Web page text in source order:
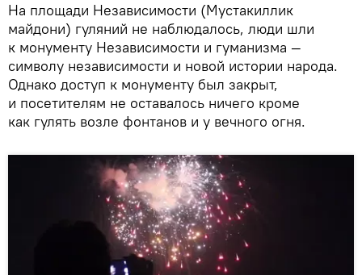
На площади Независимости (Мустакиллик
майдони) гуляний не наблюдалось, люди шли
к монументу Независимости и гуманизма —
символу независимости и новой истории народа.
Однако доступ к монументу был закрыт,
и посетителям не оставалось ничего кроме
как гулять возле фонтанов и у вечного огня.